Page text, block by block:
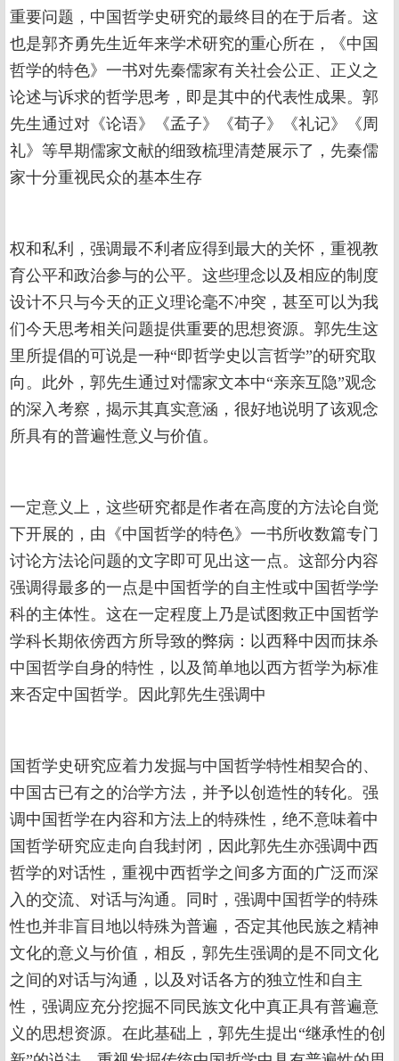
重要问题，中国哲学史研究的最终目的在于后者。这
也是郭齐勇先生近年来学术研究的重心所在，《中国
哲学的特色》一书对先秦儒家有关社会公正、正义之
论述与诉求的哲学思考，即是其中的代表性成果。郭
先生通过对《论语》《孟子》《荀子》《礼记》《周
礼》等早期儒家文献的细致梳理清楚展示了，先秦儒
家十分重视民众的基本生存
权和私利，强调最不利者应得到最大的关怀，重视教
育公平和政治参与的公平。这些理念以及相应的制度
设计不只与今天的正义理论毫不冲突，甚至可以为我
们今天思考相关问题提供重要的思想资源。郭先生这
里所提倡的可说是一种“即哲学史以言哲学”的研究取
向。此外，郭先生通过对儒家文本中“亲亲互隐”观念
的深入考察，揭示其真实意涵，很好地说明了该观念
所具有的普遍性意义与价值。
一定意义上，这些研究都是作者在高度的方法论自觉
下开展的，由《中国哲学的特色》一书所收数篇专门
讨论方法论问题的文字即可见出这一点。这部分内容
强调得最多的一点是中国哲学的自主性或中国哲学学
科的主体性。这在一定程度上乃是试图救正中国哲学
学科长期依傍西方所导致的弊病：以西释中因而抹杀
中国哲学自身的特性，以及简单地以西方哲学为标准
来否定中国哲学。因此郭先生强调中
国哲学史研究应着力发掘与中国哲学特性相契合的、
中国古已有之的治学方法，并予以创造性的转化。强
调中国哲学在内容和方法上的特殊性，绝不意味着中
国哲学研究应走向自我封闭，因此郭先生亦强调中西
哲学的对话性，重视中西哲学之间多方面的广泛而深
入的交流、对话与沟通。同时，强调中国哲学的特殊
性也并非盲目地以特殊为普遍，否定其他民族之精神
文化的意义与价值，相反，郭先生强调的是不同文化
之间的对话与沟通，以及对话各方的独立性和自主
性，强调应充分挖掘不同民族文化中真正具有普遍意
义的思想资源。在此基础上，郭先生提出“继承性的创